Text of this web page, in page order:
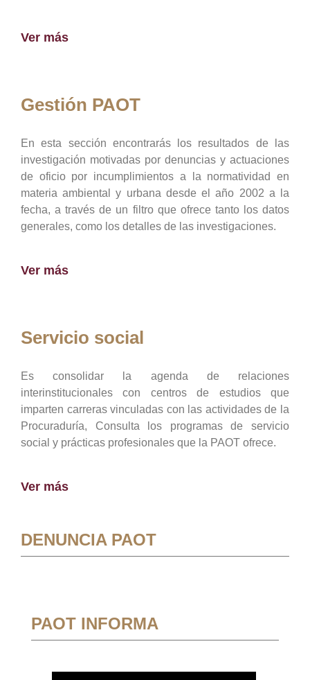
Ver más
Gestión PAOT
En esta sección encontrarás los resultados de las
investigación motivadas por denuncias y actuaciones
de oficio por incumplimientos a la normatividad en
materia ambiental y urbana desde el año 2002 a la
fecha, a través de un filtro que ofrece tanto los datos
generales, como los detalles de las investigaciones.
Ver más
Servicio social
Es consolidar la agenda de relaciones
interinstitucionales con centros de estudios que
imparten carreras vinculadas con las actividades de la
Procuraduría, Consulta los programas de servicio
social y prácticas profesionales que la PAOT ofrece.
Ver más
DENUNCIA PAOT
PAOT INFORMA